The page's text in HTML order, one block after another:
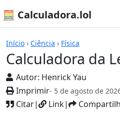
🧮 Calculadora.lol
Início › Ciência › Física
Calculadora da
Autor: Henrick Yau
Imprimir- 5 de agosto de
Citar| Link|
Calculadoras